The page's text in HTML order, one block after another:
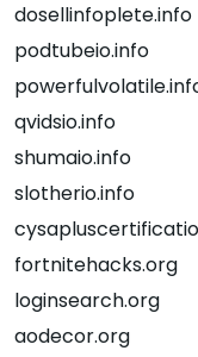
dosellinfoplete.info
podtubeio.info
qvidsio.info
shumaio.info
slotherio.info
fortnitehacks.org
loginsearch.org
aodecor.org